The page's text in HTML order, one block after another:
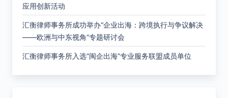
应用创新活动
汇衡律师事务所成功举办“企业出海：跨境执行与争议解决
——欧洲与中东视角”专题研讨会
汇衡律师事务所入选“闽企出海”专业服务联盟成员单位